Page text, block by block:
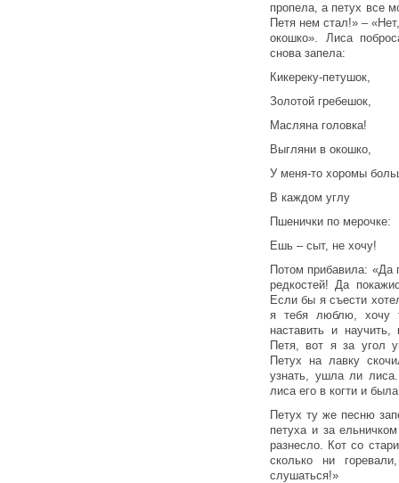
пропела, а петух все
Петя нем стал!» –
окошко». Лиса
снова запела:
Кикереку-петушок,
Золотой гребешок,
Масляна головка!
Выгляни в окошко,
У меня-то хоромы
В каждом углу
Пшенички по мерочке:
Ешь – сыт, не хочу!
Потом прибавила: «Да
редкостей! Да
Если бы я съести
я тебя люблю, хочу
наставить и
Петя, вот я за угол
Петух на лавку
узнать, ушла ли
лиса его в когти и
Петух ту же песню
петуха и за
разнесло. Кот со
сколько ни
слушаться!»